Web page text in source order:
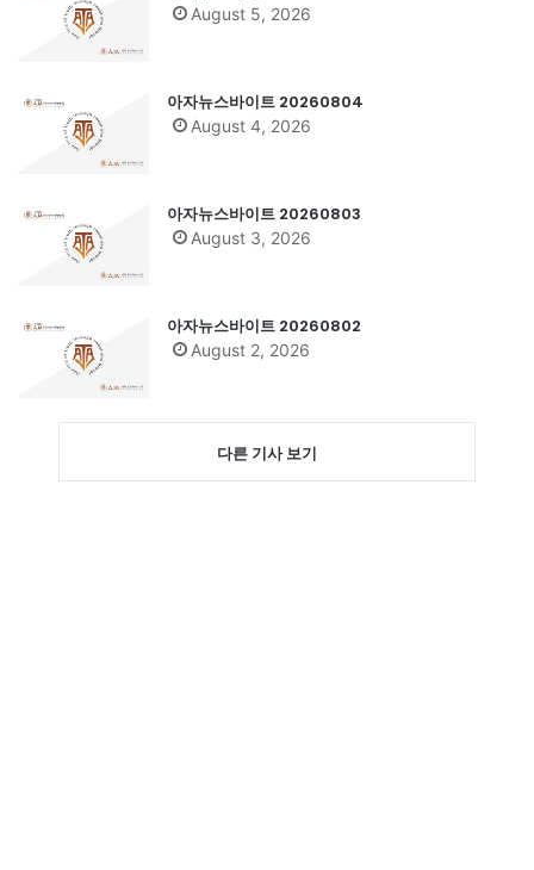
August 5, 2026
아자뉴스바이트 20260804
August 4, 2026
아자뉴스바이트 20260803
August 3, 2026
아자뉴스바이트 20260802
August 2, 2026
다른 기사 보기